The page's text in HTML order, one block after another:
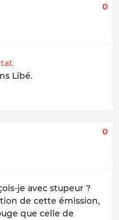
0
Libé.
0
je avec stupeur ?
de cette émission,
que celle de